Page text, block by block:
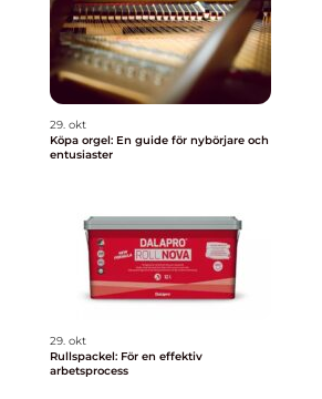
29. okt
Köpa orgel: En guide för nybörjare och
entusiaster
29. okt
Rullspackel: För en effektiv
arbetsprocess